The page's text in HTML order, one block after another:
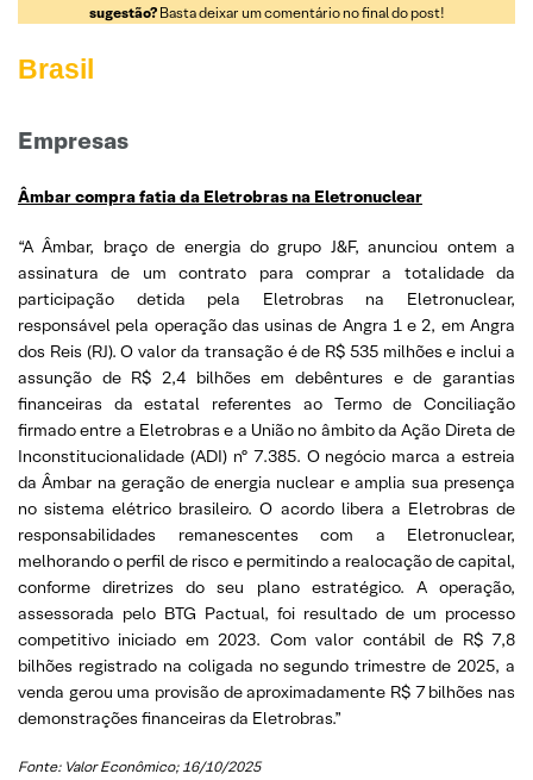
sugestão?Basta deixar um comentário no final do post!
Brasil
Empresas
Âmbar compra fatia da Eletrobras na Eletronuclear
“A Âmbar, braço de energia do grupo J&F, anunciou ontem a
assinatura de um contrato para comprar a totalidade da
participação detida pela Eletrobras na Eletronuclear,
responsável pela operação das usinas de Angra 1 e 2, em Angra
dos Reis (RJ). O valor da transação é de R$ 535 milhões e inclui a
assunção de R$ 2,4 bilhões em debêntures e de garantias
financeiras da estatal referentes ao Termo de Conciliação
firmado entre a Eletrobras e a União no âmbito da Ação Direta de
Inconstitucionalidade (ADI) nº 7.385. O negócio marca a estreia
da Âmbar na geração de energia nuclear e amplia sua presença
no sistema elétrico brasileiro. O acordo libera a Eletrobras de
responsabilidades remanescentes com a Eletronuclear,
melhorando o perfil de risco e permitindo a realocação de capital,
conforme diretrizes do seu plano estratégico. A operação,
assessorada pelo BTG Pactual, foi resultado de um processo
competitivo iniciado em 2023. Com valor contábil de R$ 7,8
bilhões registrado na coligada no segundo trimestre de 2025, a
venda gerou uma provisão de aproximadamente R$ 7 bilhões nas
demonstrações financeiras da Eletrobras.”
Fonte: Valor Econômico; 16/10/2025